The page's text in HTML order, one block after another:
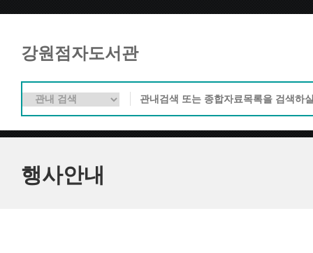
강원점자도서관
행사안내